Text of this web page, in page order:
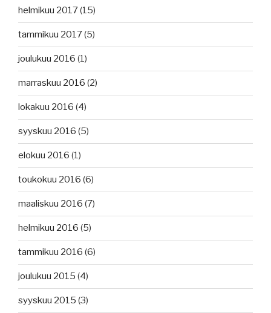
helmikuu 2017(15)
tammikuu 2017(5)
joulukuu 2016 (1)
marraskuu 2016 (2)
lokakuu 2016 (4)
syyskuu 2016 (5)
elokuu 2016 (1)
toukokuu 2016 (6)
maaliskuu 2016 (7)
helmikuu 2016 (5)
tammikuu 2016 (6)
joulukuu 2015 (4)
syyskuu 2015 (3)